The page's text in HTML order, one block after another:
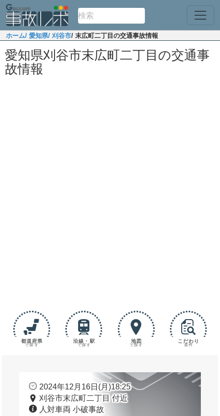
ホーム/ 愛知県/ 刈谷市/ 末広町二丁目の交通事故情報
愛知県刈谷市末広町二丁目の交通事
故情報
都道府県
で探す
沿線・駅
で探す
地図
で探す
こだわり
条件
2024年12月16日(月)18:25
刈谷市末広町二丁目 付近
人対車両 小破事故